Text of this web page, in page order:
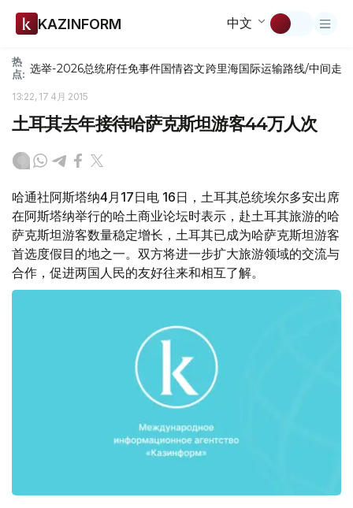
KAZINFORM 中文
热
点: 选举-2026总统府任免事件国情咨文跨里海国际运输路线/中间走廊
13:22, 17 4月 2015
土耳其去年接待哈萨克斯坦游客44万人次
哈通社阿斯塔纳4月17日电 16日，土耳其总统埃尔多安出席
在阿斯塔纳举行的哈土商业论坛时表示，赴土耳其旅游的哈
萨克斯坦游客数量稳定增长，土耳其已成为哈萨克斯坦游客
首选度假目的地之一。双方将进一步扩大旅游领域的交流与
合作，促进两国人民的友好往来和相互了解。